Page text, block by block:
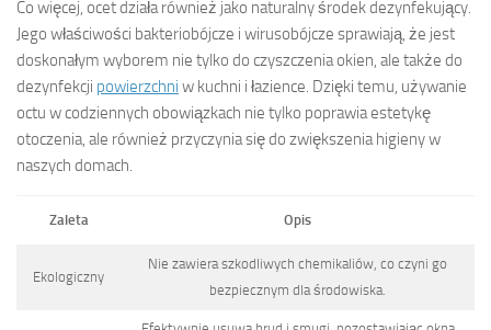
Co więcej, ocet działa również jako naturalny środek dezynfekujący.
Jego właściwości bakteriobójcze i wirusobójcze sprawiają, że jest
doskonałym wyborem nie tylko do czyszczenia okien, ale także do
dezynfekcji powierzchni w kuchni i łazience. Dzięki temu, używanie
octu w codziennych obowiązkach nie tylko poprawia estetykę
otoczenia, ale również przyczynia się do zwiększenia higieny w
naszych domach.
Zaleta Opis
Ekologiczny
Nie zawiera szkodliwych chemikaliów, co czyni go
bezpiecznym dla środowiska.